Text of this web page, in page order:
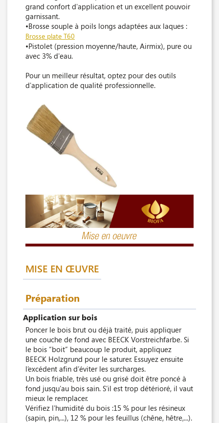
grand confort d'application et un excellent pouvoir
garnissant.
•Brosse souple à poils longs adaptées aux laques :
Brosse plate T60
•Pistolet (pression moyenne/haute, Airmix), pure ou
avec 3% d'eau.
Pour un meilleur résultat, optez pour des outils
d'application de qualité professionnelle.
MISE EN ŒUVRE
Préparation
Application sur bois
Poncer le bois brut ou déjà traité, puis appliquer
une couche de fond avec BEECK Vorstreichfarbe. Si
le bois “boit” beaucoup le produit, appliquez
BEECK Holzgrund pour le saturer. Essuyez ensuite
l’excédent afin d’éviter les surcharges.
Un bois friable, très usé ou grisé doit être poncé à
fond jusqu’au bois sain. S’il est trop détérioré, il vaut
mieux le remplacer.
Vérifiez l'humidité du bois :15 % pour les résineux
(sapin, pin,...), 12 % pour les feuillus (chêne, hêtre,...).